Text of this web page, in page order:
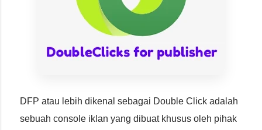
DFP atau lebih dikenal sebagai Double Click adalah
sebuah console iklan yang dibuat khusus oleh pihak